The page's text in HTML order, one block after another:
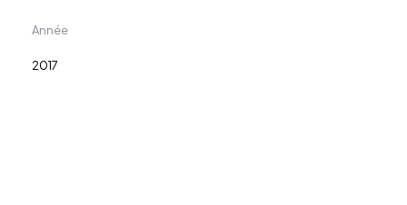
Année
2017